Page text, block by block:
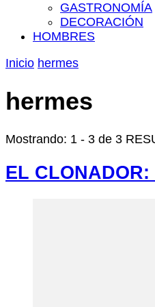
GASTRONOMÍA
DECORACIÓN
HOMBRES
Inicio hermes
hermes
Mostrando: 1 - 3 de 3
EL